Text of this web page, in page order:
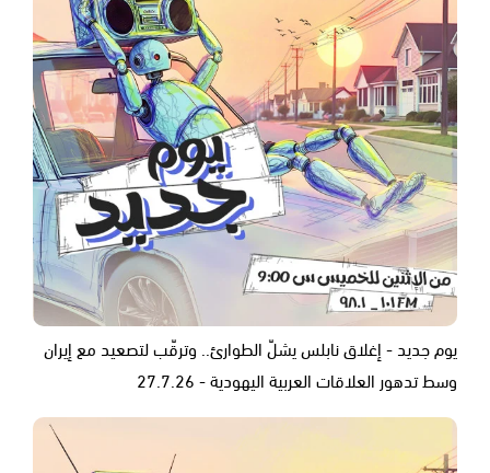
يوم جديد - إغلاق نابلس يشلّ الطوارئ.. وترقّب لتصعيد مع إيران
وسط تدهور العلاقات العربية اليهودية - 27.7.26